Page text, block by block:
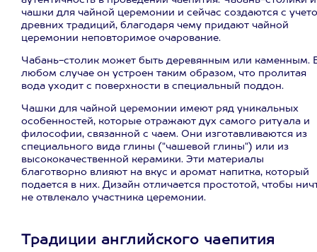
чашки для чайной церемонии и сейчас создаются с
древних традиций, благодаря чему придают чайной
церемонии неповторимое очарование.
Чабань-столик может быть деревянным или каменным.
любом случае он устроен таким образом, что пролитая
вода уходит с поверхности в специальный поддон.
Чашки для чайной церемонии имеют ряд уникальных
особенностей, которые отражают дух самого ритуала и
философии, связанной с чаем. Они изготавливаются из
специального вида глины ("чашевой глины") или из
высококачественной керамики. Эти материалы
благотворно влияют на вкус и аромат напитка, который
подается в них. Дизайн отличается простотой, чтобы
не отвлекало участника церемонии.
Традиции английского чаепития